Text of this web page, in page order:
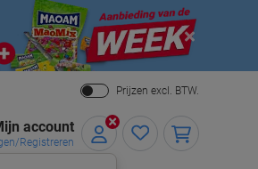
Close
Prijzen excl. BTW.
account
Registreren